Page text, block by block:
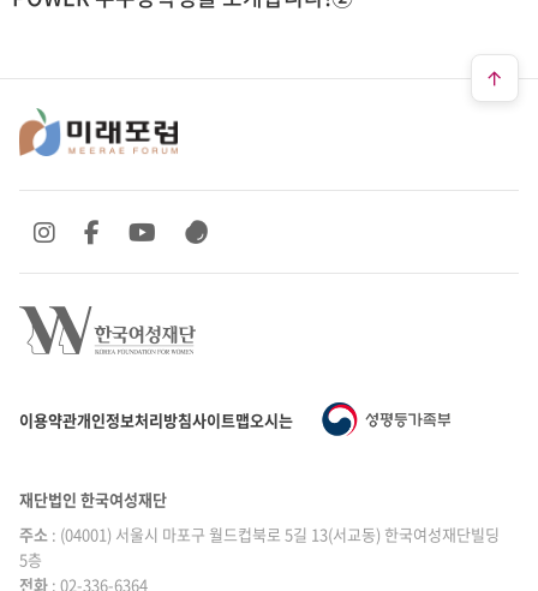
이용약관개인정보처리방침사이트맵오시는 길
SNS 바로가기
SNS 바로가기SNS 바로가기
SNS 바로가기
재단법인 한국여성재단
주소 : (04001) 서울시 마포구 월드컵북로 5길 13(서교동) 한국여성재단빌딩
5층
전화 : 02-336-6364